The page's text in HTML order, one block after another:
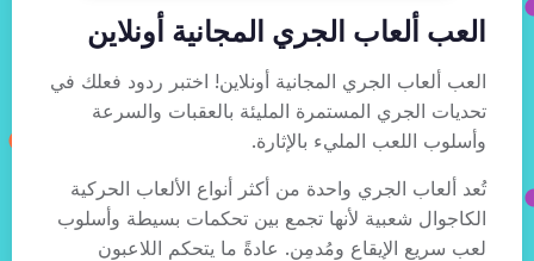
العب ألعاب الجري المجانية أونلاين
العب ألعاب الجري المجانية أونلاين! اختبر ردود فعلك في
تحديات الجري المستمرة المليئة بالعقبات والسرعة
وأسلوب اللعب المليء بالإثارة.
تُعد ألعاب الجري واحدة من أكثر أنواع الألعاب الحركية
الكاجوال شعبية لأنها تجمع بين تحكمات بسيطة وأسلوب
لعب سريع الإيقاع ومُدمِن. عادةً ما يتحكم اللاعبون